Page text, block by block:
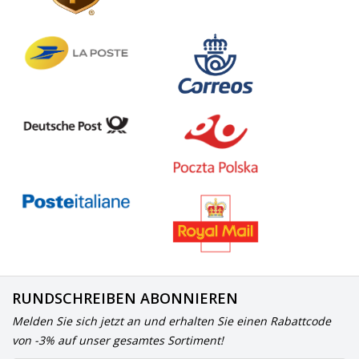
RUNDSCHREIBEN ABONNIEREN
Melden Sie sich jetzt an und erhalten Sie einen Rabattcode
von -3% auf unser gesamtes Sortiment!